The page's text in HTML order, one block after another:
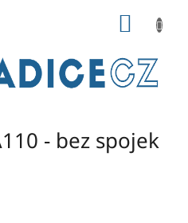
- bez spojek